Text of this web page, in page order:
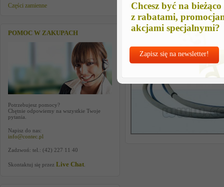
Chcesz być na bieżąco
z rabatami,
akcjami specjalnymi?
Zapisz się na newsletter!
Części zamienne
POMOC W ZAKUPACH
Potrzebujesz pomocy?
Chętnie odpowiemy na wszystkie Twoje
pytania.
Napisz do nas:
info@contec.pl
Zadzwoń: tel.: (42) 227 11 40
Skontaktuj się przez Live Chat